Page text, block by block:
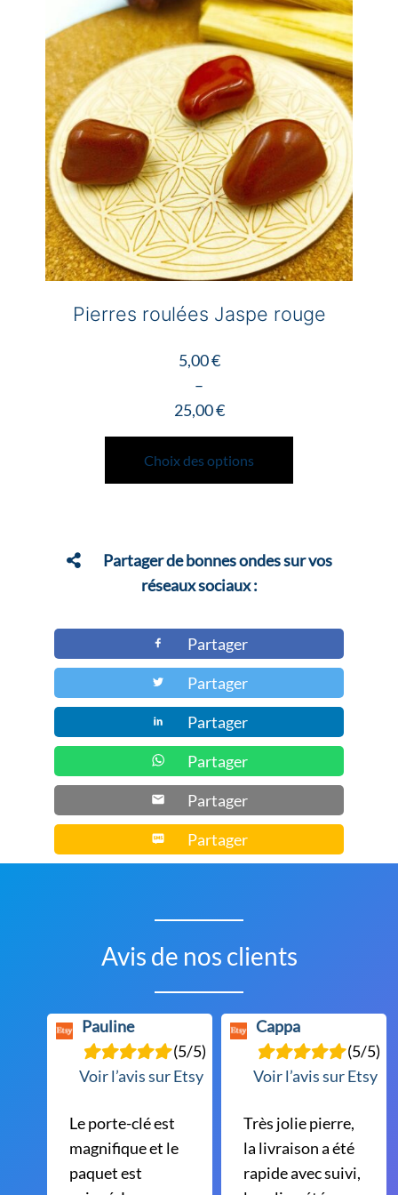
options
peuvent
être
choisies
sur
la
page
du
produit
Pierres roulées Jaspe rouge
5,00€
–
25,00€
Plage
de
prix :
25,00 €
Choix des options
Ce
a
Les
être
choisies
la
page
produit
Partager de bonnes ondes sur vos
réseaux sociaux :
Partager
Partager
Partager
Partager
Partager
Partager
Avis de nos clients
Pauline
(5/5)
Voir l’avis sur Etsy
Le porte-clé est
magnifique et le
paquet est
Cappa
(5/5)
Voir l’avis sur Etsy
Très jolie pierre,
la livraison a été
rapide avec suivi,